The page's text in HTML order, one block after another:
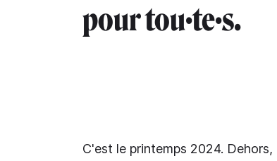
pour tou·te·s.
C'est le printemps 2024.